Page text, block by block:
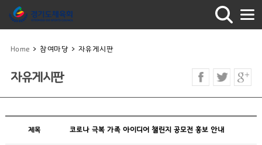
Home > 참여마당 > 자유게시판
자유게시판
제목 코로나 극복 가족 아이디어 챌린지 공모전 홍보 안내